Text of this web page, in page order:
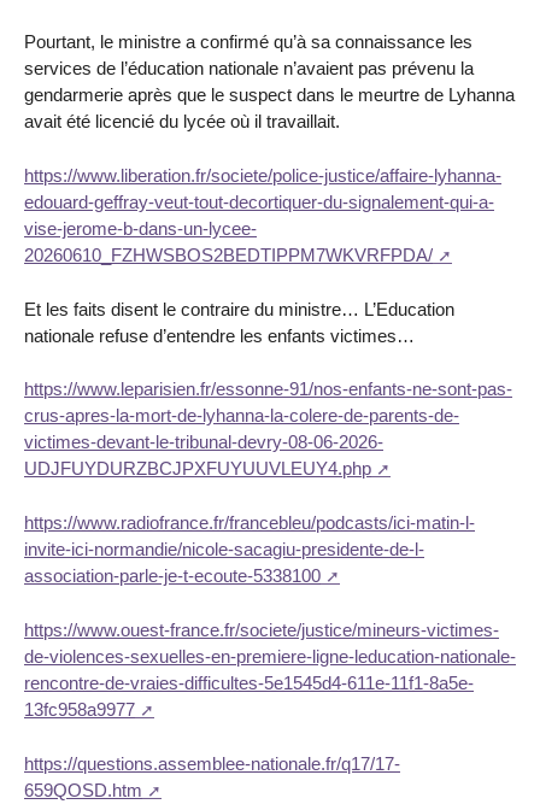
Pourtant, le ministre a confirmé qu’à sa connaissance les
services de l’éducation nationale n’avaient pas prévenu la
gendarmerie après que le suspect dans le meurtre de Lyhanna
avait été licencié du lycée où il travaillait.
https://www.liberation.fr/societe/police-justice/affaire-lyhanna-
edouard-geffray-veut-tout-decortiquer-du-signalement-qui-a-
vise-jerome-b-dans-un-lycee-
20260610_FZHWSBOS2BEDTIPPM7WKVRFPDA/
Et les faits disent le contraire du ministre… L’Education
nationale refuse d’entendre les enfants victimes…
https://www.leparisien.fr/essonne-91/nos-enfants-ne-sont-pas-
crus-apres-la-mort-de-lyhanna-la-colere-de-parents-de-
victimes-devant-le-tribunal-devry-08-06-2026-
UDJFUYDURZBCJPXFUYUUVLEUY4.php
https://www.radiofrance.fr/francebleu/podcasts/ici-matin-l-
invite-ici-normandie/nicole-sacagiu-presidente-de-l-
association-parle-je-t-ecoute-5338100
https://www.ouest-france.fr/societe/justice/mineurs-victimes-
de-violences-sexuelles-en-premiere-ligne-leducation-nationale-
rencontre-de-vraies-difficultes-5e1545d4-611e-11f1-8a5e-
13fc958a9977
https://questions.assemblee-nationale.fr/q17/17-
659QOSD.htm